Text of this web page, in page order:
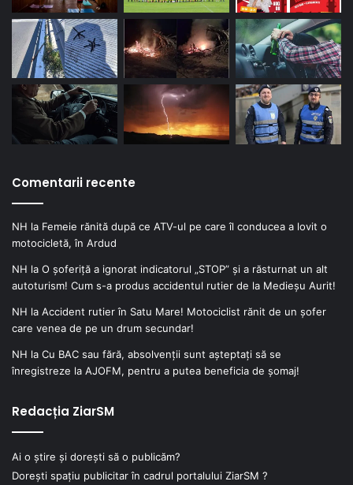
Comentarii recente
NH la Femeie rănită după ce ATV-ul pe care îl conducea a lovit o
motocicletă, în Ardud
NH la O șoferiță a ignorat indicatorul „STOP” și a răsturnat un alt
autoturism! Cum s-a produs accidentul rutier de la Medieșu Aurit!
NH la Accident rutier în Satu Mare! Motociclist rănit de un șofer
care venea de pe un drum secundar!
NH la Cu BAC sau fără, absolvenții sunt așteptați să se
înregistreze la AJOFM, pentru a putea beneficia de șomaj!
Redacția ZiarSM
Ai o știre și dorești să o publicăm?
Dorești spațiu publicitar în cadrul portalului ZiarSM ?